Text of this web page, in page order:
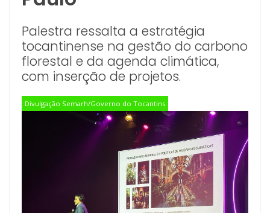
Palestra ressalta a estratégia
tocantinense na gestão do carbono
florestal e da agenda climática,
com inserção de projetos.
Divulgação Semarh/Governo do Tocantins